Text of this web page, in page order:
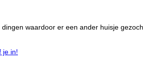
waardoor er een ander huisje